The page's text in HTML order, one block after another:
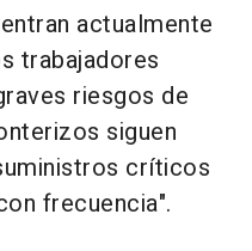
actualmente
trabajadores
riesgos de
siguen
críticos
frecuencia".